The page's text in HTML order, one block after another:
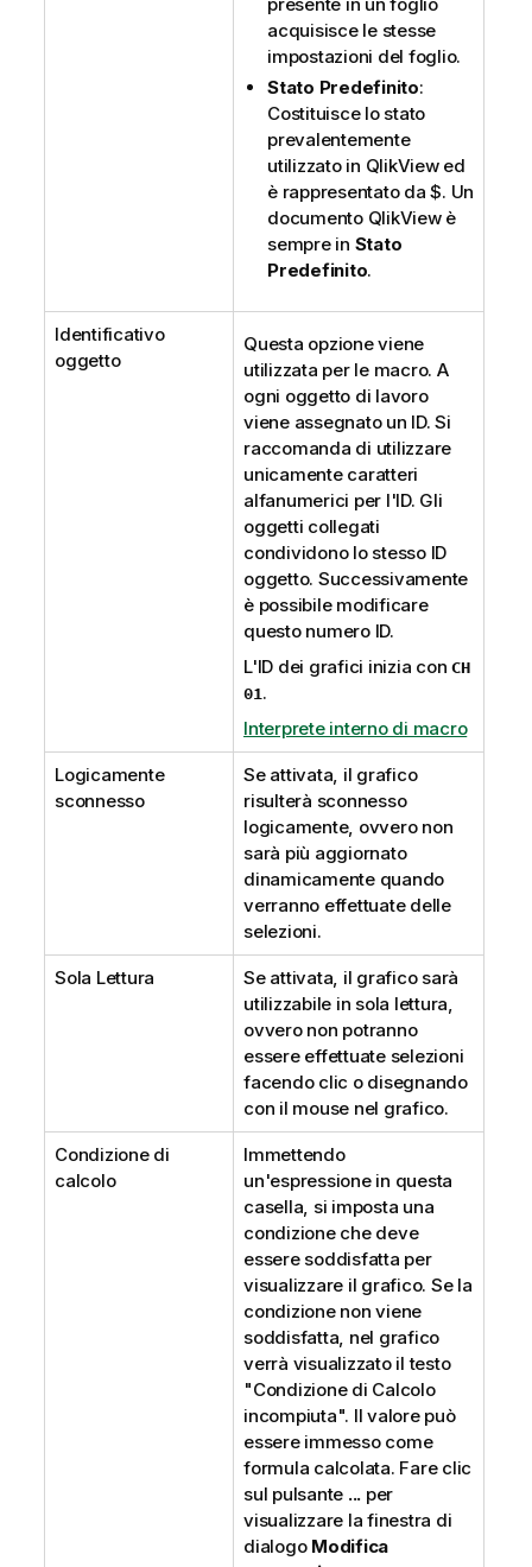
acquisisce le stesse
impostazioni del foglio.
Stato Predefinito:
Costituisce lo stato
prevalentemente
utilizzato in QlikView ed
è rappresentato da $. Un
documento QlikView è
sempre in Stato
Predefinito.
Identificativo
oggetto
Questa opzione viene
utilizzata per le macro. A
ogni oggetto di lavoro
viene assegnato un ID. Si
raccomanda di utilizzare
unicamente caratteri
alfanumerici per l'ID. Gli
oggetti collegati
condividono lo stesso ID
oggetto. Successivamente
è possibile modificare
questo numero ID.
L'ID dei grafici inizia con CH
01.
Interprete interno di macro
Logicamente
sconnesso
Se attivata, il grafico
risulterà sconnesso
logicamente, ovvero non
sarà più aggiornato
dinamicamente quando
verranno effettuate delle
selezioni.
Sola Lettura
Se attivata, il grafico sarà
utilizzabile in sola lettura,
ovvero non potranno
essere effettuate selezioni
facendo clic o disegnando
con il mouse nel grafico.
Condizione di
calcolo
Immettendo
un'espressione in questa
casella, si imposta una
condizione che deve
essere soddisfatta per
visualizzare il grafico. Se la
condizione non viene
soddisfatta, nel grafico
verrà visualizzato il testo
"Condizione di Calcolo
incompiuta". Il valore può
essere immesso come
formula calcolata. Fare clic
sul pulsante ... per
visualizzare la finestra di
dialogo Modifica